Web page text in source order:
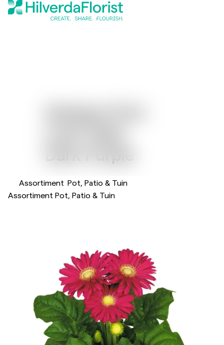
Assortiment Pot, Patio & Tuin
Assortiment Pot, Patio & Tuin